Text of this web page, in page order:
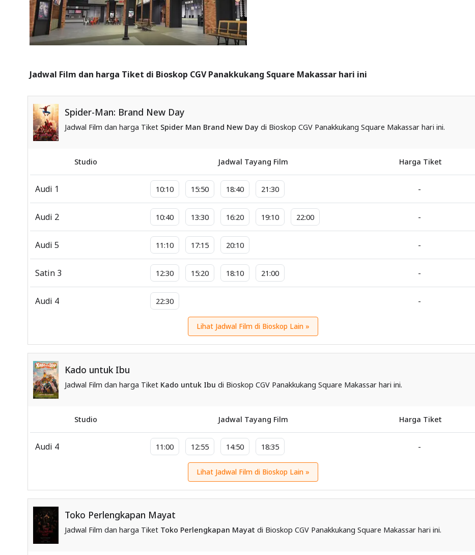
Jadwal Film dan harga Tiket di Bioskop CGV Panakkukang Square Makassar hari ini
Spider-Man: Brand New Day
Jadwal Film dan harga Tiket Spider Man Brand New Daydi Bioskop CGV Panakkukang Square Makassar hari ini.
Studio Jadwal Tayang Film Harga Tiket
Audi 1 10:10 15:50 18:40 21:30 -
Audi 2 10:40 13:30 16:20 19:10 22:00 -
Audi 5 11:10 17:15 20:10 -
Satin 3 12:30 15:20 18:10 21:00 -
Audi 4 22:30 -
Lihat Jadwal Film di Bioskop Lain »
Kado untuk Ibu
Jadwal Film dan harga Tiket Kado untuk Ibu di Bioskop CGV Panakkukang Square Makassar hari ini.
Studio Jadwal Tayang Film Harga Tiket
Audi 4 11:00 12:55 14:50 18:35 -
Lihat Jadwal Film di Bioskop Lain »
Toko Perlengkapan Mayat
Jadwal Film dan harga Tiket Toko Perlengkapan Mayat di Bioskop CGV Panakkukang Square Makassar hari ini.